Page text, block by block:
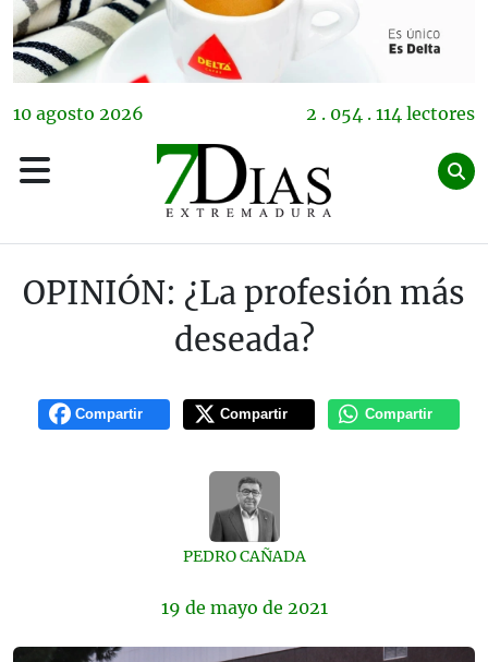
10 agosto 2026 2 . 054 . 114 lectores
OPINIÓN: ¿La profesión más
deseada?
Compartir Compartir Compartir
PEDRO CAÑADA
19 de mayo de 2021